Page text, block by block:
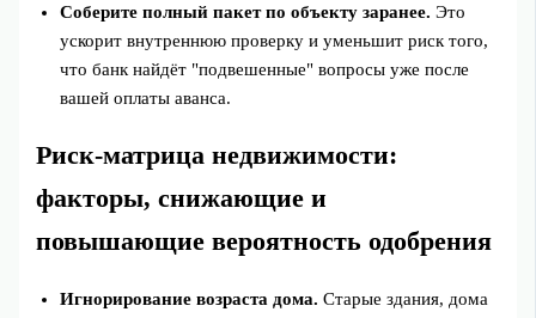
Соберите полный пакет по объекту заранее. Это
ускорит внутреннюю проверку и уменьшит риск того,
что банк найдёт "подвешенные" вопросы уже после
вашей оплаты аванса.
Риск-матрица недвижимости:
факторы, снижающие и
повышающие вероятность одобрения
Игнорирование возраста дома. Старые здания, дома